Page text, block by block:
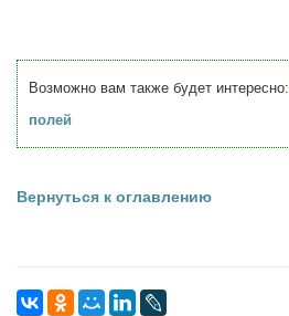
Возможно вам также будет интересно:
полей
Вернуться к оглавлению